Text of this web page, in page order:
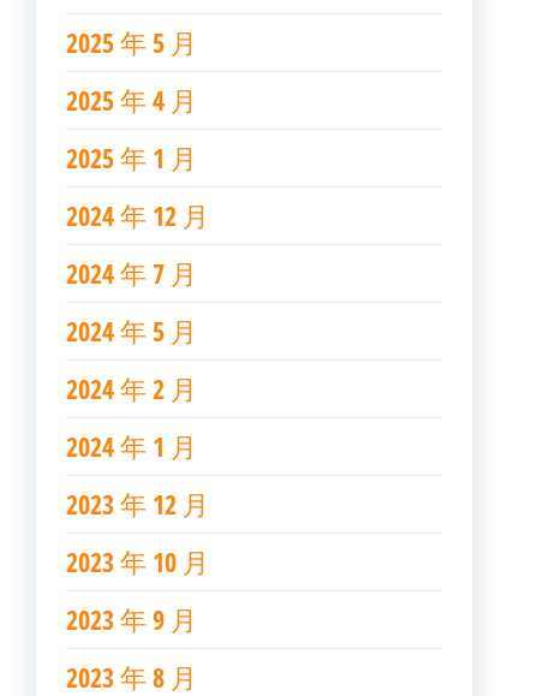
2025 年 5 月
2025 年 4 月
2025 年 1 月
2024 年 12 月
2024 年 7 月
2024 年 5 月
2024 年 2 月
2024 年 1 月
2023 年 12 月
2023 年 10 月
2023 年 9 月
2023 年 8 月